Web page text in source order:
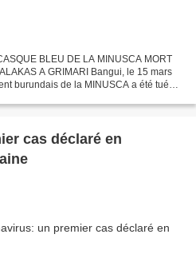
BLEU DE LA MINUSCA MORT
A GRIMARI Bangui, le 15 mars
burundais de la MINUSCA a été tué
cas déclaré en